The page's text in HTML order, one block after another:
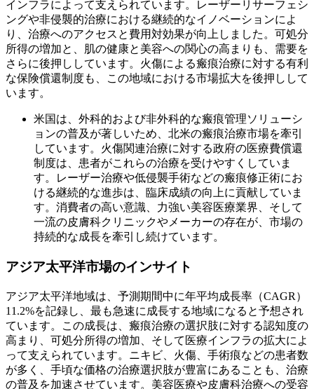
インフラによって支えられています。レーザーリサーフェシ
ングや非侵襲的治療における継続的なイノベーションによ
り、治療へのアクセスと費用対効果が向上しました。可処分
所得の増加と、肌の健康と美容への関心の高まりも、需要を
さらに後押ししています。火傷による瘢痕治療に対する有利
な保険償還制度も、この地域における市場拡大を後押しして
います。
米国は、外科的および非外科的な瘢痕管理ソリューシ
ョンの普及が著しいため、北米の瘢痕治療市場を牽引
しています。火傷関連治療に対する政府の医療費償還
制度は、患者がこれらの治療を受けやすくしていま
す。レーザー治療や低侵襲手術などの瘢痕修正術にお
ける継続的な進歩は、臨床成績の向上に貢献していま
す。消費者の高い意識、力強い美容医療業界、そして
一流の皮膚科クリニックやメーカーの存在が、市場の
持続的な成長を牽引し続けています。
アジア太平洋市場のインサイト
アジア太平洋地域は、予測期間中に年平均成長率（CAGR）
11.2%を記録し、最も急速に成長する地域になると予想され
ています。この成長は、瘢痕治療の選択肢に対する認知度の
高まり、可処分所得の増加、そして医療インフラの拡大によ
って支えられています。ニキビ、火傷、手術痕などの患者数
が多く、手頃な価格の治療選択肢が豊富にあることも、治療
の普及を加速させています。美容医療や皮膚科治療への受容